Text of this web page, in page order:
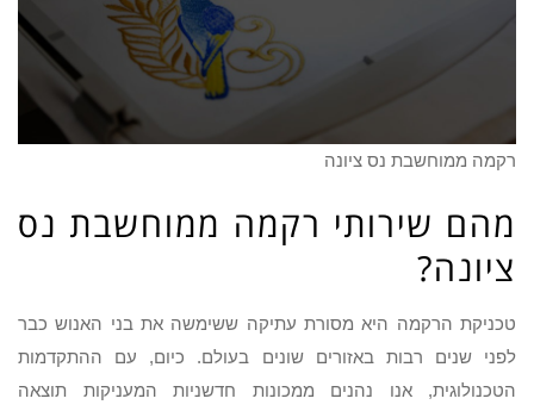
רקמה ממוחשבת נס ציונה
מהם שירותי רקמה ממוחשבת נס
ציונה?
טכניקת הרקמה היא מסורת עתיקה ששימשה את בני האנוש כבר
לפני שנים רבות באזורים שונים בעולם. כיום, עם ההתקדמות
הטכנולוגית, אנו נהנים ממכונות חדשניות המעניקות תוצאה